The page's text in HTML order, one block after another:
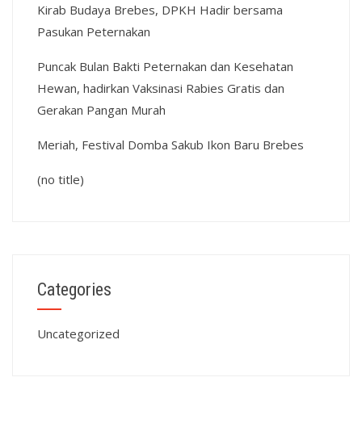
Kirab Budaya Brebes, DPKH Hadir bersama
Pasukan Peternakan
Puncak Bulan Bakti Peternakan dan Kesehatan
Hewan, hadirkan Vaksinasi Rabies Gratis dan
Gerakan Pangan Murah
Meriah, Festival Domba Sakub Ikon Baru Brebes
(no title)
Categories
Uncategorized